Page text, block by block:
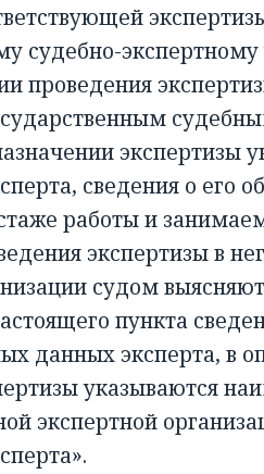
судебно-
проведения
экспертизы
сведения о его
работы и
экспертизы в
судом
пункта
данных эксперта, в
указываются
экспертной